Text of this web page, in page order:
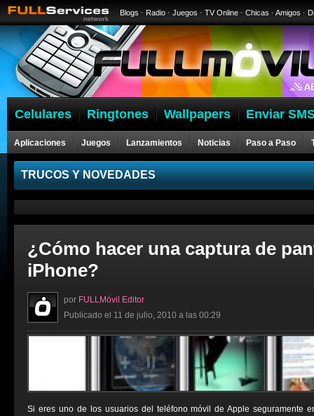
Blogs · Radio · Juegos · TV Online · Chicas · Amigos ·
Celulares Ringtones Wallpapers Enviar
Aplicaciones Juegos Lanzamientos Noticias Paso a Paso
Celulares
TRUCOS Y NOVEDADES
¿Cómo hacer una captura de
iPhone?
por FULLMóvil Editor
Publicado el 11 de julio, 2010 a las 00:29
Si eres uno de los usuarios del teléfono móvil de Apple seguramente